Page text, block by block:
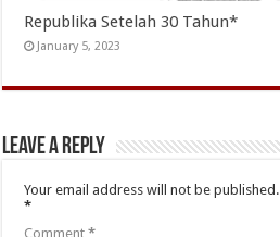
Republika Setelah 30 Tahun*
January 5, 2023
Leave a Reply
Your email address will not be published.
*
Comment*